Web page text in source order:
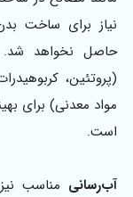
نیاز برای ساخت
حاصل نخواهد
(پروتئین،
مواد معدنی) برای
است.
آب‌رسانی مناسب